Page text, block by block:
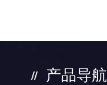
产品导航